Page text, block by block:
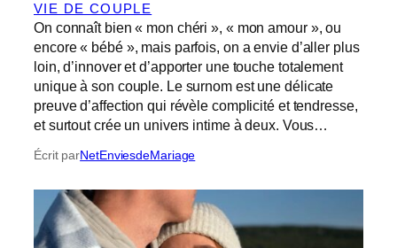
VIE DE COUPLE
On connaît bien « mon chéri », « mon amour », ou
encore « bébé », mais parfois, on a envie d’aller plus
loin, d’innover et d’apporter une touche totalement
unique à son couple. Le surnom est une délicate
preuve d’affection qui révèle complicité et tendresse,
et surtout crée un univers intime à deux. Vous…
Écrit parNetEnviesdeMariage